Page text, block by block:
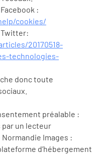
:
cookies/
Twitter:
20170518-
technologies-
donc toute
préalable :
par un lecteur
Images :
d’hébergement